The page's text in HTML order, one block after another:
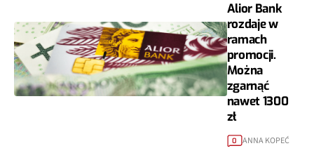
Alior Bank
rozdaje w
ramach
promocji.
Można
zgarnąć
nawet 1300
zł
0 ANNA KOPEĆ